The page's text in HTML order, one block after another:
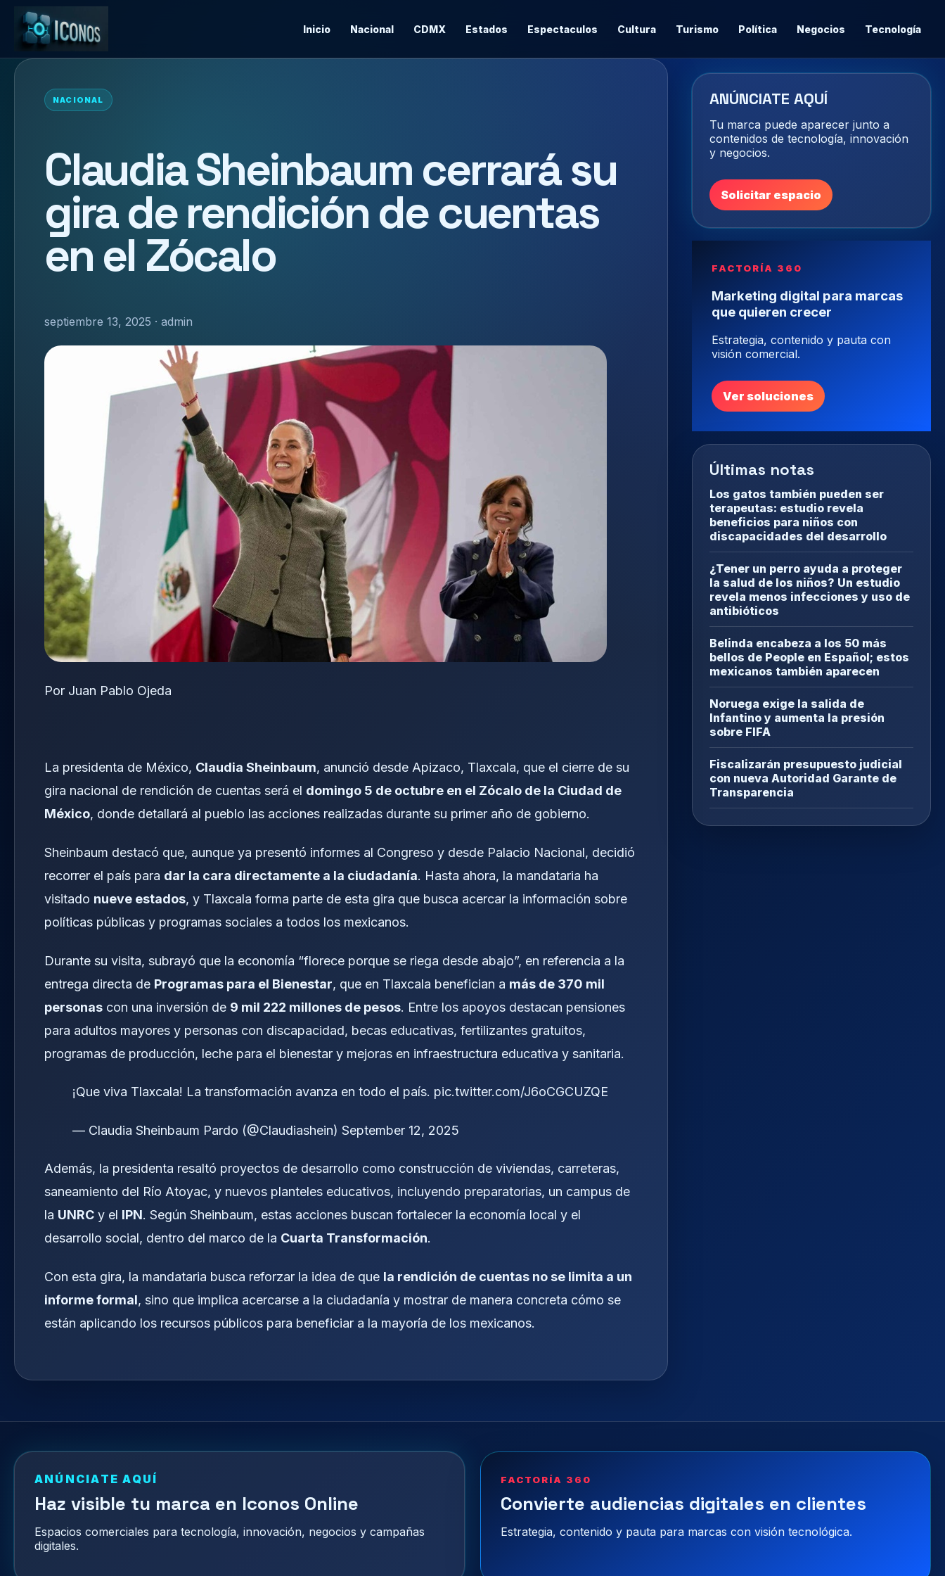
Inicio Nacional CDMX Estados Espectaculos Cultura Turismo Política Negocios Tecnología
NACIONAL
Claudia Sheinbaum cerrará su
gira de rendición de cuentas
en el Zócalo
septiembre 13, 2025 · admin
Por Juan Pablo Ojeda
La presidenta de México, Claudia Sheinbaum, anunció desde Apizaco, Tlaxcala, que el cierre de su
gira nacional de rendición de cuentas será el domingo 5 de octubre en el Zócalo de la Ciudad de
México, donde detallará al pueblo las acciones realizadas durante su primer año de gobierno.
Sheinbaum destacó que, aunque ya presentó informes al Congreso y desde Palacio Nacional, decidió
recorrer el país para dar la cara directamente a la ciudadanía. Hasta ahora, la mandataria ha
visitado nueve estados, y Tlaxcala forma parte de esta gira que busca acercar la información sobre
políticas públicas y programas sociales a todos los mexicanos.
Durante su visita, subrayó que la economía “florece porque se riega desde abajo”, en referencia a la
entrega directa de Programas para el Bienestar, que en Tlaxcala benefician a más de 370 mil
personas con una inversión de 9 mil 222 millones de pesos. Entre los apoyos destacan pensiones
para adultos mayores y personas con discapacidad, becas educativas, fertilizantes gratuitos,
programas de producción, leche para el bienestar y mejoras en infraestructura educativa y sanitaria.
¡Que viva Tlaxcala! La transformación avanza en todo el país. pic.twitter.com/J6oCGCUZQE
— Claudia Sheinbaum Pardo (@Claudiashein) September 12, 2025
Además, la presidenta resaltó proyectos de desarrollo como construcción de viviendas, carreteras,
saneamiento del Río Atoyac, y nuevos planteles educativos, incluyendo preparatorias, un campus de
la UNRC y el IPN. Según Sheinbaum, estas acciones buscan fortalecer la economía local y el
desarrollo social, dentro del marco de la Cuarta Transformación.
Con esta gira, la mandataria busca reforzar la idea de que la rendición de cuentas no se limita a un
informe formal, sino que implica acercarse a la ciudadanía y mostrar de manera concreta cómo se
están aplicando los recursos públicos para beneficiar a la mayoría de los mexicanos.
ANÚNCIATE AQUÍ
Tu marca puede aparecer junto a
contenidos de tecnología, innovación
y negocios.
Solicitar espacio
FACTORÍA 360
Marketing digital para marcas
que quieren crecer
Estrategia, contenido y pauta con
visión comercial.
Ver soluciones
Últimas notas
Los gatos también pueden ser
terapeutas: estudio revela
beneficios para niños con
discapacidades del desarrollo
¿Tener un perro ayuda a proteger
la salud de los niños? Un estudio
revela menos infecciones y uso de
antibióticos
Belinda encabeza a los 50 más
bellos de People en Español; estos
mexicanos también aparecen
Noruega exige la salida de
Infantino y aumenta la presión
sobre FIFA
Fiscalizarán presupuesto judicial
con nueva Autoridad Garante de
Transparencia
ANÚNCIATE AQUÍ
Haz visible tu marca en Iconos Online
Espacios comerciales para tecnología, innovación, negocios y campañas
digitales.
FACTORÍA 360
Convierte audiencias digitales en clientes
Estrategia, contenido y pauta para marcas con visión tecnológica.